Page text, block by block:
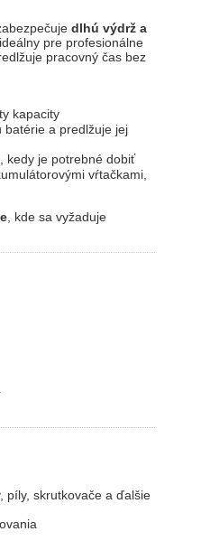
dlhú výdrž a
pre profesionálne
pracovný čas bez
kapacity
batérie a predlžuje jej
kedy je potrebné dobiť
vŕtačkami,
, kde sa vyžaduje
píly, skrutkovače a ďalšie